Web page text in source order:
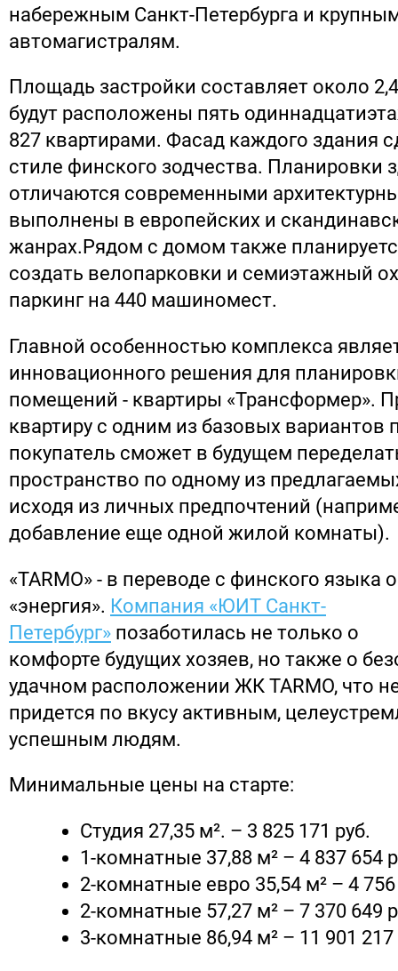
набережным Санкт-Петербурга и
автомагистралям.
Площадь застройки составляет около
будут расположены пять
827 квартирами. Фасад каждого здания
стиле финского зодчества. Планировки
отличаются современными
выполнены в европейских и
жанрах.Рядом с домом также
создать велопарковки и семиэтажный
паркинг на 440 машиномест.
Главной особенностью комплекса
инновационного решения для
помещений - квартиры «Трансформер».
квартиру с одним из базовых вариантов
покупатель сможет в будущем
пространство по одному из
исходя из личных предпочтений
добавление еще одной жилой комнаты).
«TARMO» - в переводе с финского языка
«энергия». Компания «ЮИТ Санкт-
Петербург» позаботилась не только о
комфорте будущих хозяев, но также о
удачном расположении ЖК TARMO, что
придется по вкусу активным,
успешным людям.
Минимальные цены на старте:
Студия 27,35 м². – 3 825 171 руб.
1-комнатные 37,88 м² – 4 837 654
2-комнатные евро 35,54 м² – 4 756
2-комнатные 57,27 м² – 7 370 649
3-комнатные 86,94 м² – 11 901 217